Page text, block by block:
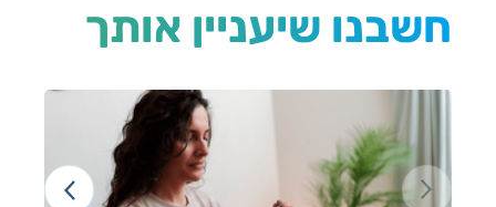
חשבנו שיעניין אותך